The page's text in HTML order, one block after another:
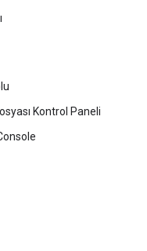
Kontrol Paneli